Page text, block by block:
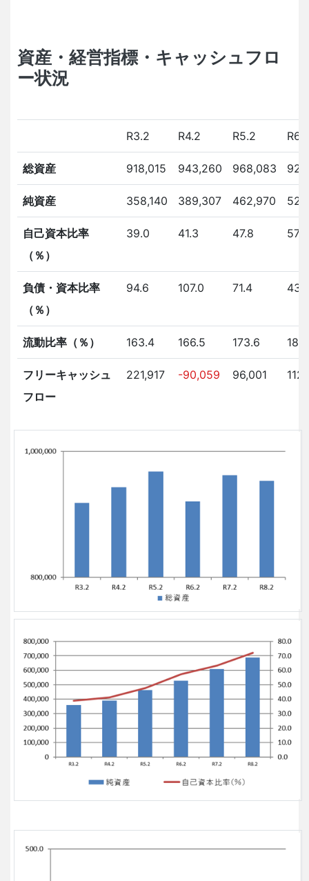
資産・経営指標・キャッシュフロ
ー状況
R3.2 R4.2 R5.2 R6.2
総資産 918,015 943,260 968,083
純資産 358,140 389,307 462,970
自己資本比率
（％）
39.0 41.3 47.8 57.2
負債・資本比率
（％）
94.6 107.0 71.4
流動比率（％） 163.4 166.5 173.6
フリーキャッシュ
フロー
221,917 -90,059 96,001